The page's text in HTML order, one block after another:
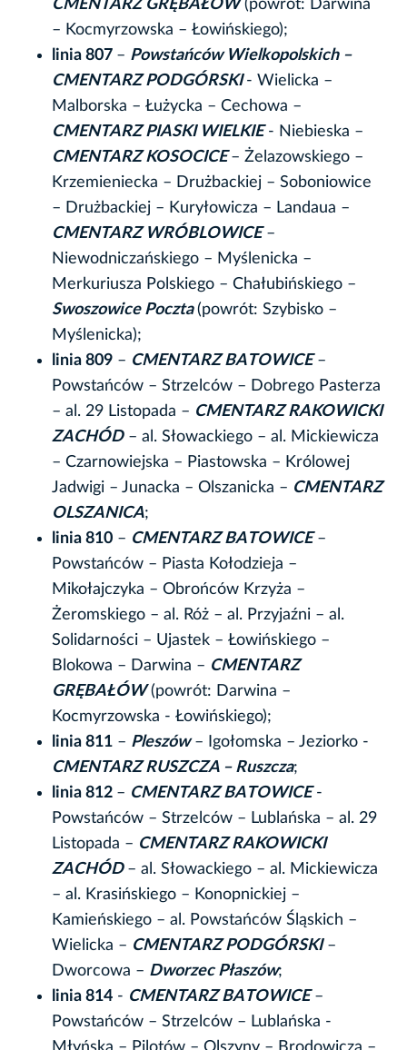
CMENTARZ GRĘBAŁÓW(powrót: Darwina
– Kocmyrzowska – Łowińskiego);
linia 807 – Powstańców Wielkopolskich –
CMENTARZ PODGÓRSKI- Wielicka –
Malborska – Łużycka – Cechowa –
CMENTARZ PIASKI WIELKIE- Niebieska –
CMENTARZ KOSOCICE– Żelazowskiego –
Krzemieniecka – Drużbackiej – Soboniowice
– Drużbackiej – Kuryłowicza – Landaua –
CMENTARZ WRÓBLOWICE–
Niewodniczańskiego – Myślenicka –
Merkuriusza Polskiego – Chałubińskiego –
Swoszowice Poczta(powrót: Szybisko –
Myślenicka);
linia 809 – CMENTARZ BATOWICE–
Powstańców – Strzelców – Dobrego Pasterza
– al. 29 Listopada – CMENTARZ RAKOWICKI
ZACHÓD– al. Słowackiego – al. Mickiewicza
– Czarnowiejska – Piastowska – Królowej
Jadwigi – Junacka – Olszanicka – CMENTARZ
OLSZANICA;
linia 810 – CMENTARZ BATOWICE–
Powstańców – Piasta Kołodzieja –
Mikołajczyka – Obrońców Krzyża –
Żeromskiego – al. Róż – al. Przyjaźni – al.
Solidarności – Ujastek – Łowińskiego –
Blokowa – Darwina – CMENTARZ
GRĘBAŁÓW(powrót: Darwina –
Kocmyrzowska - Łowińskiego);
linia 811 – Pleszów– Igołomska – Jeziorko -
CMENTARZ RUSZCZA – Ruszcza;
linia 812 – CMENTARZ BATOWICE-
Powstańców – Strzelców – Lublańska – al. 29
Listopada – CMENTARZ RAKOWICKI
ZACHÓD – al. Słowackiego – al. Mickiewicza
– al. Krasińskiego – Konopnickiej –
Kamieńskiego – al. Powstańców Śląskich –
Wielicka – CMENTARZ PODGÓRSKI–
Dworcowa – Dworzec Płaszów;
linia 814 - CMENTARZ BATOWICE–
Powstańców – Strzelców – Lublańska -